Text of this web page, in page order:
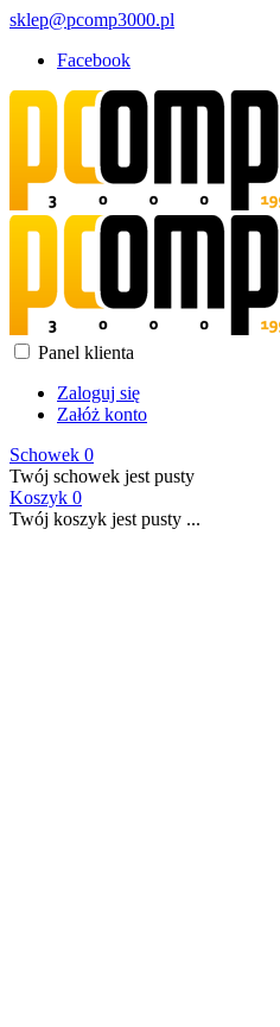
sklep@pcomp3000.pl
Facebook
Panel klienta
Zaloguj się
Załóż konto
Schowek 0
Twój schowek jest pusty
Koszyk 0
Twój koszyk jest pusty ...